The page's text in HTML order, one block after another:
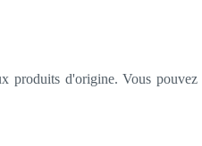
produits d'origine. Vous